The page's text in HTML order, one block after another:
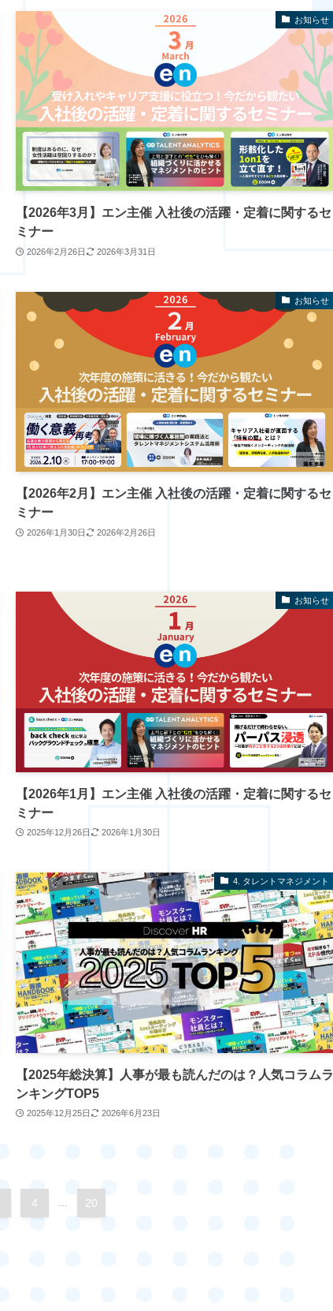
お知らせ
【2026年3月】エン主催 入社後の活躍・定着に関するセ
ミナー
2026年2月26日 2026年3月31日
お知らせ
【2026年2月】エン主催 入社後の活躍・定着に関するセ
ミナー
2026年1月30日 2026年2月26日
お知らせ
【2026年1月】エン主催 入社後の活躍・定着に関するセ
ミナー
2025年12月26日 2026年1月30日
4. タレントマネジメント
【2025年総決算】人事が最も読んだのは？人気コラムラ
ンキングTOP5
2025年12月25日 2026年6月23日
4 ... 20